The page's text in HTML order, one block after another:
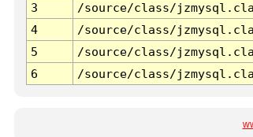
3
/source/class/
4
/source/class/
5
/source/class/
6
/source/class/